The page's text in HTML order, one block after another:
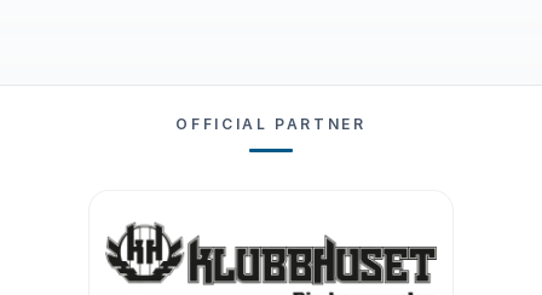
OFFICIAL PARTNER